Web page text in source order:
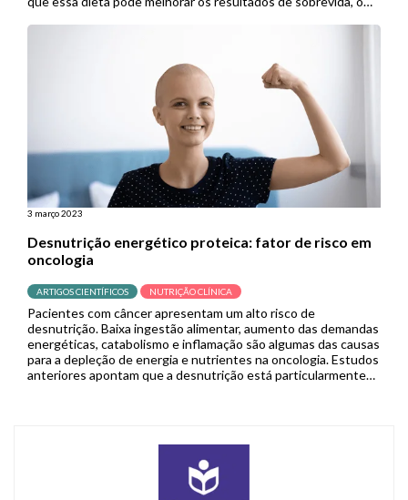
3 março 2023
Desnutrição energético proteica: fator de risco em
oncologia
ARTIGOS CIENTÍFICOS NUTRIÇÃO CLÍNICA
Pacientes com câncer apresentam um alto risco de
desnutrição. Baixa ingestão alimentar, aumento das demandas
energéticas, catabolismo e inflamação são algumas das causas
para a depleção de energia e nutrientes na oncologia. Estudos
anteriores apontam que a desnutrição está particularmente